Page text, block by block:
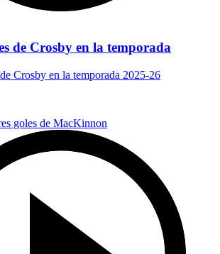
de Crosby en la temporada
Crosby en la temporada 2025-26